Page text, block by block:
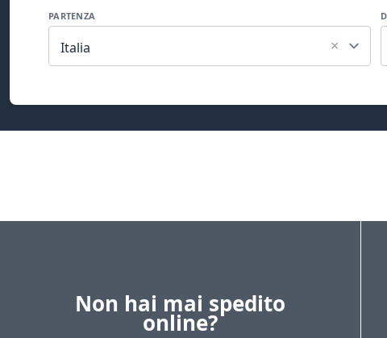
PARTENZA
Italia ×
Non hai mai spedito
online?